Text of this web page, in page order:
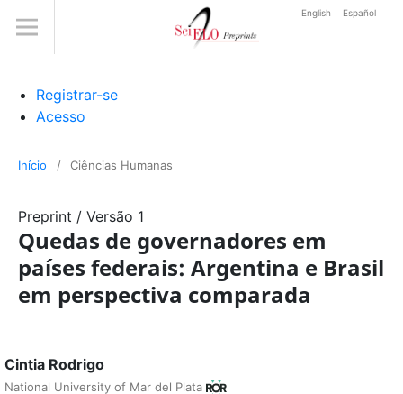
Registrar-se
Acesso
English Español
Início / Ciências Humanas
Preprint / Versão 1
Quedas de governadores em
países federais: Argentina e Brasil
em perspectiva comparada
Cintia Rodrigo
National University of Mar del Plata